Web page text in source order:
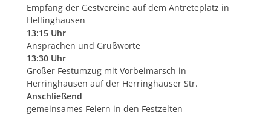
Empfang der Gestvereine auf dem Antreteplatz in
Hellinghausen
13:15 Uhr
Ansprachen und Grußworte
13:30 Uhr
Großer Festumzug mit Vorbeimarsch in
Herringhausen auf der Herringhauser Str.
Anschließend
gemeinsames Feiern in den Festzelten